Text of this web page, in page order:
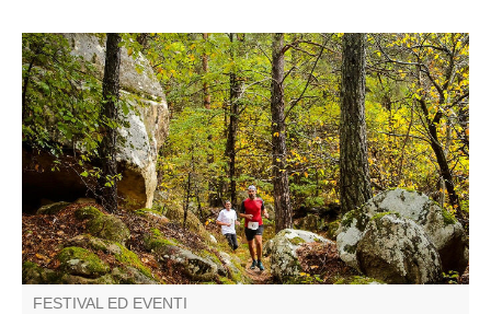
L'associazione Fugeret Sports Loisirs vi propone un
percorso tra i castagneti e i sublimi colori autunnali.
FESTIVAL ED EVENTI